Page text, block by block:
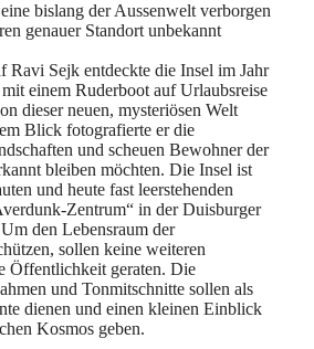
bislang der Aussenwelt verborgen
genauer Standort unbekannt
Ravi Sejk entdeckte die Insel im Jahr
einem Ruderboot auf Urlaubsreise
dieser neuen, mysteriösen Welt
Blick fotografierte er die
und scheuen Bewohner der
bleiben möchten. Die Insel ist
und heute fast leerstehenden
Zentrum“ in der Duisburger
den Lebensraum der
sollen keine weiteren
Öffentlichkeit geraten. Die
und Tonmitschnitte sollen als
dienen und einen kleinen Einblick
Kosmos geben.